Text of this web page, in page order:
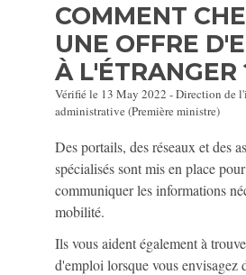
COMMENT
UNE OFFRE
À L'ÉTRANGER
Vérifié le 13 May 2022 - Direction de
administrative (Première ministre)
Des portails, des réseaux et des
spécialisés sont mis en place
communiquer les informations
mobilité.
Ils vous aident également à
d'emploi lorsque vous envisagez